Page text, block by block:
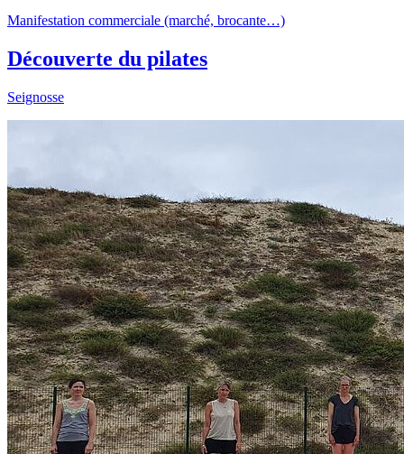
Manifestation commerciale (marché, brocante…)
Découverte du pilates
Seignosse